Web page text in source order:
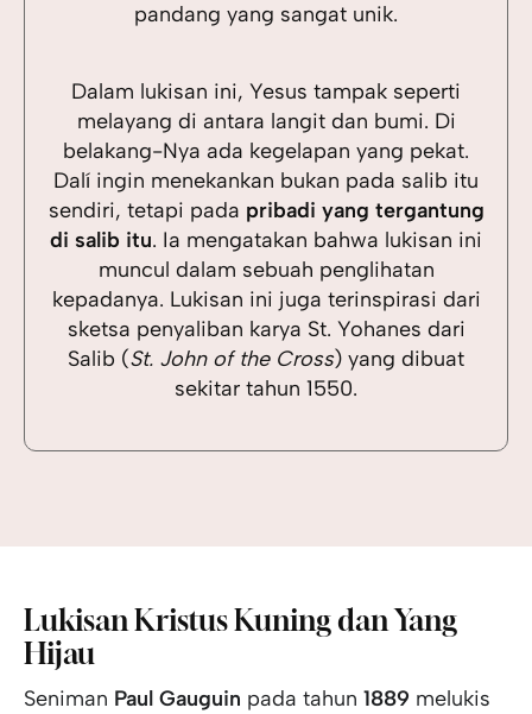
pandang yang sangat unik.
Dalam lukisan ini, Yesus tampak seperti
melayang di antara langit dan bumi. Di
belakang-Nya ada kegelapan yang pekat.
Dalí ingin menekankan bukan pada salib itu
sendiri, tetapi pada pribadi yang tergantung
di salib itu. Ia mengatakan bahwa lukisan ini
muncul dalam sebuah penglihatan
kepadanya. Lukisan ini juga terinspirasi dari
sketsa penyaliban karya St. Yohanes dari
Salib (St. John of the Cross) yang dibuat
sekitar tahun 1550.
Lukisan Kristus Kuning dan Yang
Hijau
Seniman Paul Gauguin pada tahun 1889 melukis